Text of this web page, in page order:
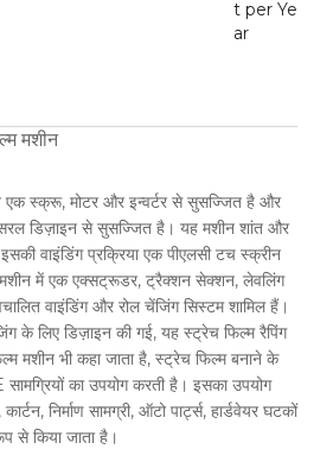
t per Ye
ar
मशीन
एक स्क्रू, मोटर और इन्वर्टर से सुसज्जित है और
डिज़ाइन से सुसज्जित है। यह मशीन शांत और
वाइंडिंग प्रक्रिया एक पीएलसी टच स्क्रीन
मशीन में एक एक्सट्रूडर, ट्रैक्शन सेक्शन, लेवलिंग
वाइंडिंग और रोल चेंजिंग सिस्टम शामिल हैं।
के लिए डिज़ाइन की गई, यह स्ट्रेच फिल्म रैपिंग
मशीन भी कहा जाता है, स्ट्रेच फिल्म बनाने के
का उपयोग करती है। इसका उपयोग
निर्माण सामग्री, ऑटो पार्ट्स, हार्डवेयर घटकों
से किया जाता है।